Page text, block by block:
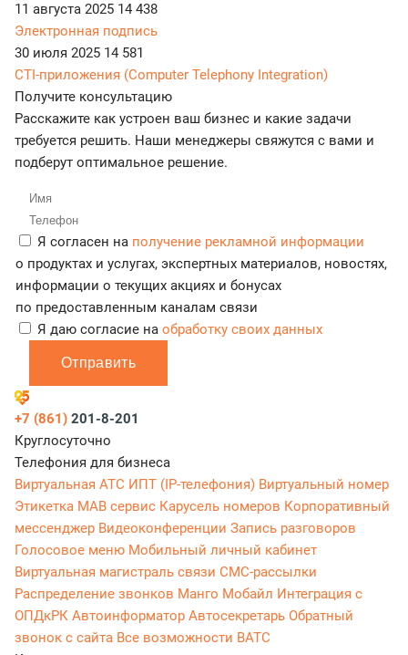
11 августа 2025 14 438
Электронная подпись
30 июля 2025 14 581
CTI-приложения (Computer Telephony Integration)
Получите консультацию
Расскажите как устроен ваш бизнес и какие задачи
требуется решить. Наши менеджеры свяжутся с вами и
подберут оптимальное решение.
Я согласен на получение рекламной информации
о продуктах и услугах, экспертных материалов, новостях,
информации о текущих акциях и бонусах
по предоставленным каналам связи
Я даю согласие на обработку своих данных
Отправить
+7 (861) 201-8-201
Круглосуточно
Телефония для бизнеса
Виртуальная АТС ИПТ (IP-телефония) Виртуальный номер
Этикетка МАВ сервис Карусель номеров Корпоративный
мессенджер Видеоконференции Запись разговоров
Голосовое меню Мобильный личный кабинет
Виртуальная магистраль связи СМС-рассылки
Распределение звонков Манго Мобайл Интеграция с
ОПДкРК Автоинформатор Автосекретарь Обратный
звонок с сайта Все возможности ВАТС